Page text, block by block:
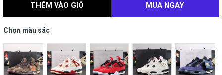
THÊM VÀO GIỎ MUA NGAY
Chọn màu sắc